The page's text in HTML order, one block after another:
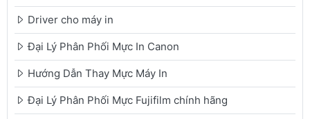
Driver cho máy in
Đại Lý Phân Phối Mực In Canon
Hướng Dẫn Thay Mực Máy In
Đại Lý Phân Phối Mực Fujifilm chính hãng